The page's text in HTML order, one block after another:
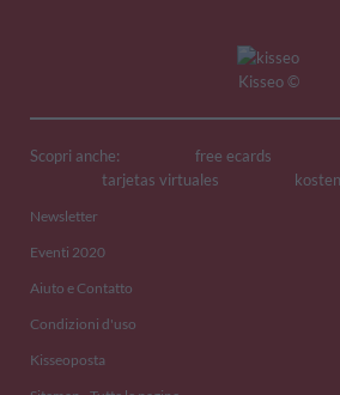
Kisseo©
Scopri anche: free ecards
tarjetas virtuales
Newsletter
Eventi 2020
Aiuto e Contatto
Condizioni d'uso
Kisseoposta